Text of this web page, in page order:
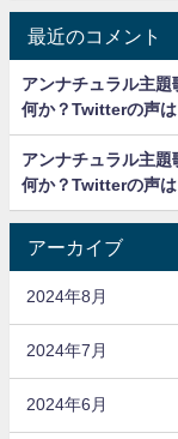
最近のコメント
アンナチュラル主
何か？Twitterの声は
アンナチュラル主
何か？Twitterの声は
アーカイブ
2024年8月
2024年7月
2024年6月